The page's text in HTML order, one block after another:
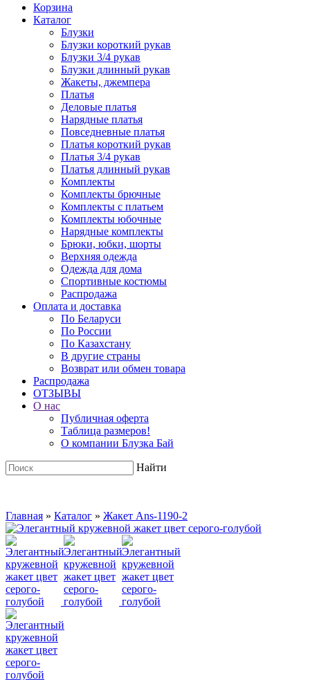
Корзина
Каталог
Блузки
Блузки короткий рукав
Блузки 3/4 рукав
Блузки длинный рукав
Жакеты, джемпера
Платья
Деловые платья
Нарядные платья
Повседневные платья
Платья короткий рукав
Платья 3/4 рукав
Платья длинный рукав
Комплекты
Комплекты брючные
Комплекты с платьем
Комплекты юбочные
Нарядные комплекты
Брюки, юбки, шорты
Верхняя одежда
Одежда для дома
Спортивные костюмы
Распродажа
Оплата и доставка
По Беларуси
По России
По Казахстану
В другие страны
Возврат или обмен товара
Распродажа
ОТЗЫВЫ
О нас
Публичная оферта
Таблица размеров!
О компании Блузка Бай
Найти
Главная » Каталог » Жакет Ans-1190-2